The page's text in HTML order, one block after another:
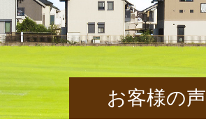
お客様の声